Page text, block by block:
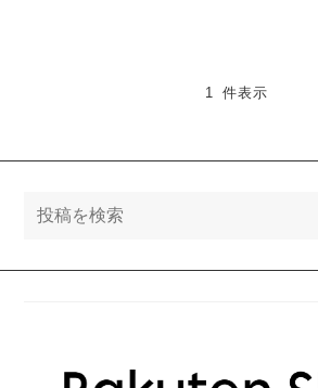
1 件表示